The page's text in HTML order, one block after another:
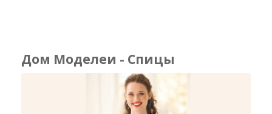
Дом Моделеи - Спицы